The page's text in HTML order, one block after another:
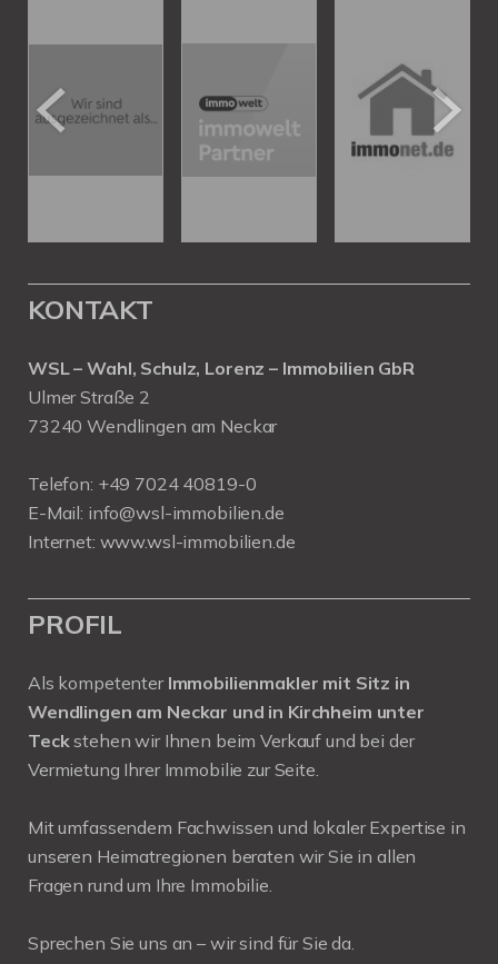
KONTAKT
WSL – Wahl, Schulz, Lorenz – Immobilien GbR
Ulmer Straße 2
73240 Wendlingen am Neckar
Telefon: +49 7024 40819-0
E-Mail: info@wsl-immobilien.de
Internet: www.wsl-immobilien.de
PROFIL
Als kompetenter Immobilienmakler mit Sitz in
Wendlingen am Neckar und in Kirchheim unter
Teckstehen wir Ihnen beim Verkauf und bei der
Vermietung Ihrer Immobilie zur Seite.
Mit umfassendem Fachwissen und lokaler Expertise in
unseren Heimatregionen beraten wir Sie in allen
Fragen rund um Ihre Immobilie.
Sprechen Sie uns an – wir sind für Sie da.